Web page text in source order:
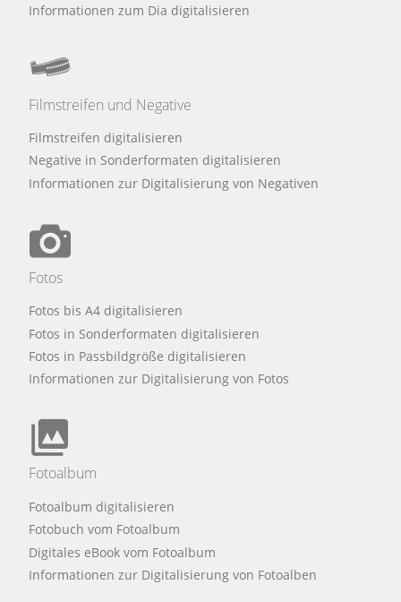
Informationen zum Dia digitalisieren
Filmstreifen und Negative
Filmstreifen digitalisieren
Negative in Sonderformaten digitalisieren
Informationen zur Digitalisierung von Negativen
Fotos
Fotos bis A4 digitalisieren
Fotos in Sonderformaten digitalisieren
Fotos in Passbildgröße digitalisieren
Informationen zur Digitalisierung von Fotos
Fotoalbum
Fotoalbum digitalisieren
Fotobuch vom Fotoalbum
Digitales eBook vom Fotoalbum
Informationen zur Digitalisierung von Fotoalben